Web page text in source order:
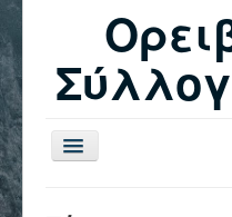
Εναλλαγή
πλοήγησης